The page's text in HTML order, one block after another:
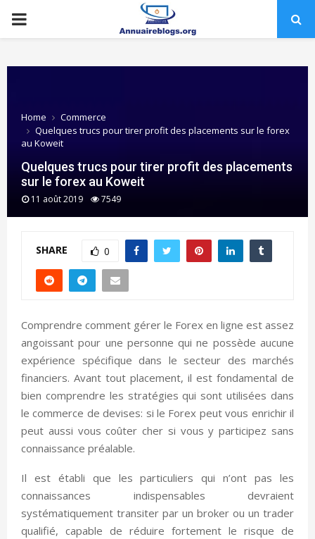
PRIMARY
Home
Commerce
Quelques trucs pour tirer profit des placements sur le forex
au Koweit
Quelques trucs pour tirer profit des placements
sur le forex au Koweit
11 août 2019 7549
SHARE 0
Comprendre comment gérer le Forex en ligne est assez
angoissant pour une personne qui ne possède aucune
expérience spécifique dans le secteur des marchés
financiers. Avant tout placement, il est fondamental de
bien comprendre les stratégies qui sont utilisées dans
le commerce de devises: si le Forex peut vous enrichir il
peut aussi vous coûter cher si vous y participez sans
connaissance préalable.
Il est établi que les particuliers qui n’ont pas les
connaissances indispensables devraient
systématiquement transiter par un broker ou un trader
qualifié, capable de réduire fortement le risque de